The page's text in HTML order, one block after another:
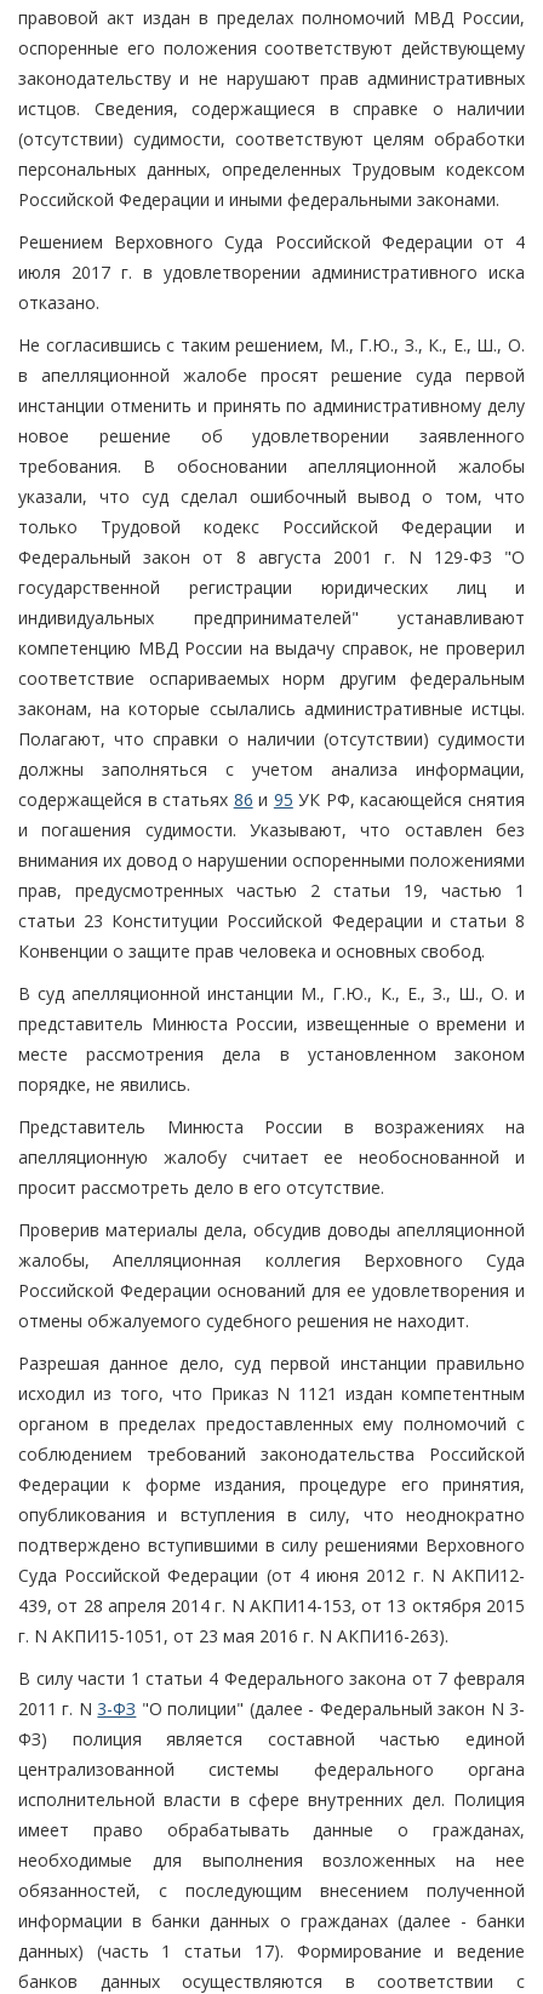
правовой акт издан в пределах полномочий МВД России,
оспоренные его положения соответствуют действующему
законодательству и не нарушают прав административных
истцов. Сведения, содержащиеся в справке о наличии
(отсутствии) судимости, соответствуют целям обработки
персональных данных, определенных Трудовым кодексом
Российской Федерации и иными федеральными законами.
Решением Верховного Суда Российской Федерации от 4
июля 2017 г. в удовлетворении административного иска
отказано.
Не согласившись с таким решением, М., Г.Ю., З., К., Е., Ш., О.
в апелляционной жалобе просят решение суда первой
инстанции отменить и принять по административному делу
новое решение об удовлетворении заявленного
требования. В обосновании апелляционной жалобы
указали, что суд сделал ошибочный вывод о том, что
только Трудовой кодекс Российской Федерации и
Федеральный закон от 8 августа 2001 г. N 129-ФЗ "О
государственной регистрации юридических лиц и
индивидуальных предпринимателей" устанавливают
компетенцию МВД России на выдачу справок, не проверил
соответствие оспариваемых норм другим федеральным
законам, на которые ссылались административные истцы.
Полагают, что справки о наличии (отсутствии) судимости
должны заполняться с учетом анализа информации,
содержащейся в статьях 86 и 95 УК РФ, касающейся снятия
и погашения судимости. Указывают, что оставлен без
внимания их довод о нарушении оспоренными положениями
прав, предусмотренных частью 2 статьи 19, частью 1
статьи 23 Конституции Российской Федерации и статьи 8
Конвенции о защите прав человека и основных свобод.
В суд апелляционной инстанции М., Г.Ю., К., Е., З., Ш., О. и
представитель Минюста России, извещенные о времени и
месте рассмотрения дела в установленном законом
порядке, не явились.
Представитель Минюста России в возражениях на
апелляционную жалобу считает ее необоснованной и
просит рассмотреть дело в его отсутствие.
Проверив материалы дела, обсудив доводы апелляционной
жалобы, Апелляционная коллегия Верховного Суда
Российской Федерации оснований для ее удовлетворения и
отмены обжалуемого судебного решения не находит.
Разрешая данное дело, суд первой инстанции правильно
исходил из того, что Приказ N 1121 издан компетентным
органом в пределах предоставленных ему полномочий с
соблюдением требований законодательства Российской
Федерации к форме издания, процедуре его принятия,
опубликования и вступления в силу, что неоднократно
подтверждено вступившими в силу решениями Верховного
Суда Российской Федерации (от 4 июня 2012 г. N АКПИ12-
439, от 28 апреля 2014 г. N АКПИ14-153, от 13 октября 2015
г. N АКПИ15-1051, от 23 мая 2016 г. N АКПИ16-263).
В силу части 1 статьи 4 Федерального закона от 7 февраля
2011 г. N3-ФЗ "О полиции" (далее - Федеральный закон N 3-
ФЗ) полиция является составной частью единой
централизованной системы федерального органа
исполнительной власти в сфере внутренних дел. Полиция
имеет право обрабатывать данные о гражданах,
необходимые для выполнения возложенных на нее
обязанностей, с последующим внесением полученной
информации в банки данных о гражданах (далее - банки
данных) (часть 1 статьи 17). Формирование и ведение
банков данных осуществляются в соответствии с